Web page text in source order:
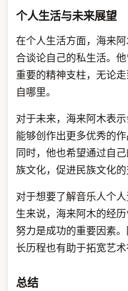
个人生活与未来展望
在个人生活方面，海来
合谈论自己的私生活。
重要的精神支柱，无论
自哪里。
对于未来，海来阿木表
能够创作出更多优秀的
同时，他也希望通过自
族文化，促进民族文化的
对于想要了解音乐人个
生来说，海来阿木的经
努力是成功的重要因素
长历程也有助于拓宽艺术
总结